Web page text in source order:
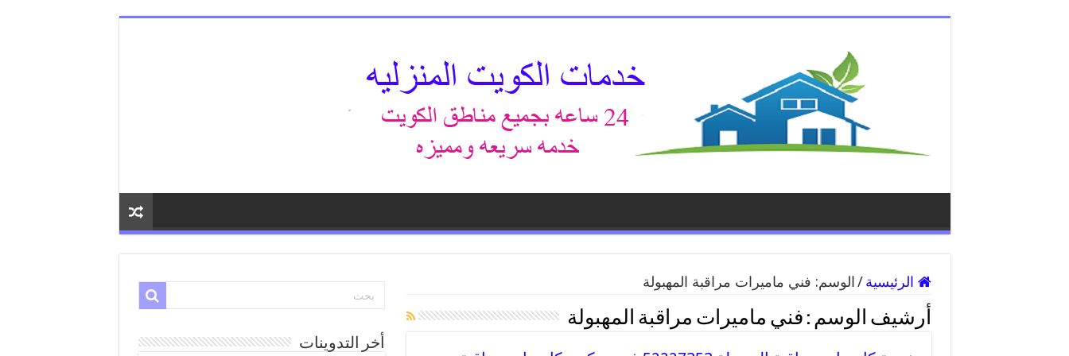
الرئيسية / الوسم: فني ماميرات مراقبة المهبولة
أرشيف الوسم : فني ماميرات مراقبة المهبولة
أخر التدوينات